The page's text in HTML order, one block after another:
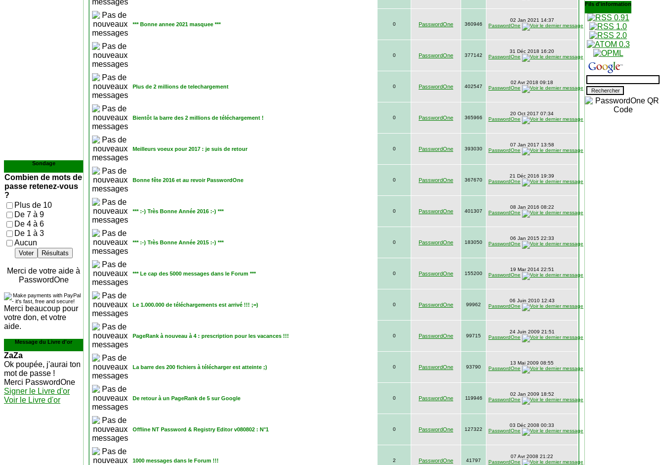
Sondage
Combien de mots de
passe retenez-vous
?
Plus de 10
De 7 à 9
De 4 à 6
De 1 à 3
Aucun
Voter Résultats
Merci de votre aide à
PasswordOne
Merci beaucoup pour
votre don, et votre
aide.
Message du Livre d'or
ZaZa
Ok poupée, j'aurai ton
mot de passe !
Merci PasswordOne
Signer le Livre d'or
Voir le Livre d'or
*** Bonne annee 2021 masquee *** 0 PasswordOne 360946
02 Jan 2021 14:37
PasswordOne
0 PasswordOne 377142
31 Déc 2018 16:20
PasswordOne
Plus de 2 millions de telechargement 0 PasswordOne 402547
02 Avr 2018 09:18
PasswordOne
Bientôt la barre des 2 millions de téléchargement ! 0 PasswordOne 365966
20 Oct 2017 07:34
PasswordOne
Meilleurs voeux pour 2017 : je suis de retour 0 PasswordOne 393030
07 Jan 2017 13:58
PasswordOne
Bonne fête 2016 et au revoir PasswordOne 0 PasswordOne 367670
21 Déc 2016 19:39
PasswordOne
*** :-) Très Bonne Année 2016 :-) *** 0 PasswordOne 401307
08 Jan 2016 08:22
PasswordOne
*** :-) Très Bonne Année 2015 :-) *** 0 PasswordOne 183050
06 Jan 2015 22:33
PasswordOne
*** Le cap des 5000 messages dans le Forum *** 0 PasswordOne 155200
19 Mar 2014 22:51
PasswordOne
Le 1.000.000 de téléchargements est arrivé !!! ;=) 0 PasswordOne 99962
06 Juin 2010 12:43
PasswordOne
PageRank à nouveau à 4 : prescription pour les vacances !!! 0 PasswordOne 99715
24 Juin 2009 21:51
PasswordOne
La barre des 200 fichiers à télécharger est atteinte ;) 0 PasswordOne 93790
13 Mai 2009 08:55
PasswordOne
De retour à un PageRank de 5 sur Google 0 PasswordOne 119946
02 Jan 2009 18:52
PasswordOne
Offline NT Password & Registry Editor v080802 : N°1 0 PasswordOne 127322
03 Déc 2008 00:33
PasswordOne
1000 messages dans le Forum !!! 2 PasswordOne 41797
07 Avr 2008 21:22
PasswordOne
Fils d'information